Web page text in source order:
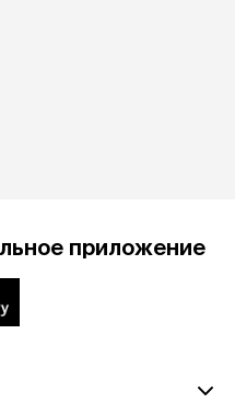
приложение